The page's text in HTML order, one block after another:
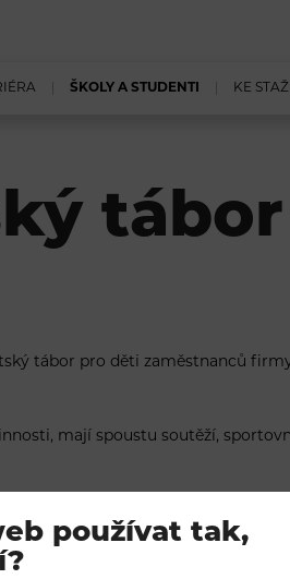
ŠKOLY A STUDENTI KE
tábor pro děti zaměstnanců
mají spoustu soutěží,
používat tak,